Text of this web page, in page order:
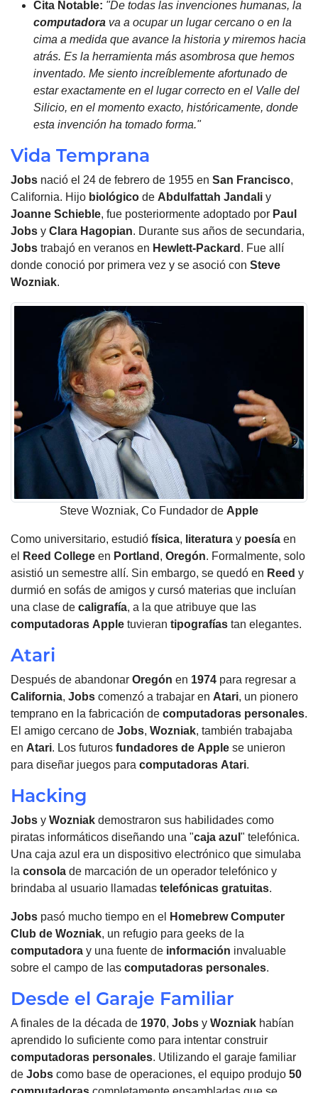
Cita Notable: "De todas las invenciones humanas, la
computadora va a ocupar un lugar cercano o en la
cima a medida que avance la historia y miremos hacia
atrás. Es la herramienta más asombrosa que hemos
inventado. Me siento increíblemente afortunado de
estar exactamente en el lugar correcto en el Valle del
Silicio, en el momento exacto, históricamente, donde
esta invención ha tomado forma."
Vida Temprana
Jobs nació el 24 de febrero de 1955 en San Francisco,
California. Hijo biológico de Abdulfattah Jandali y
Joanne Schieble, fue posteriormente adoptado por Paul
Jobs y Clara Hagopian. Durante sus años de secundaria,
Jobs trabajó en veranos en Hewlett-Packard . Fue allí
donde conoció por primera vez y se asoció con Steve
Wozniak.
Steve Wozniak, Co Fundador de Apple
Como universitario, estudió física, literatura y poesía en
el
Reed College en Portland , Oregón. Formalmente, solo
asistió un semestre allí. Sin embargo, se quedó en Reed y
durmió en sofás de amigos y cursó materias que incluían
una clase de caligrafía, a la que atribuye que las
computadoras Apple tuvieran tipografías tan elegantes.
Atari
Después de abandonar Oregón en 1974 para regresar a
California, Jobs comenzó a trabajar en Atari, un pionero
temprano en la fabricación de computadoras personales.
El amigo cercano de Jobs, Wozniak, también trabajaba
en Atari. Los futuros fundadores de Apple se unieron
para diseñar juegos para computadoras Atari.
Hacking
Jobs y Wozniak demostraron sus habilidades como
piratas informáticos diseñando una "caja azul " telefónica.
Una caja azul era un dispositivo electrónico que simulaba
la consola de marcación de un operador telefónico y
brindaba al usuario llamadas telefónicas gratuitas.
Jobs pasó mucho tiempo en el
Homebrew Computer
Club de Wozniak, un refugio para geeks de la
computadora y una fuente de información invaluable
sobre el campo de las computadoras personales.
Desde el Garaje Familiar
A finales de la década de 1970, Jobs y Wozniak habían
aprendido lo suficiente como para intentar construir
computadoras personales. Utilizando el garaje familiar
de Jobs como base de operaciones, el equipo produjo 50